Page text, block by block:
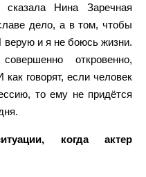
Нина Заречная
дело, а в том, чтобы
верую и я не боюсь жизни.
откровенно,
говорят, если человек
то ему не придётся
когда актер